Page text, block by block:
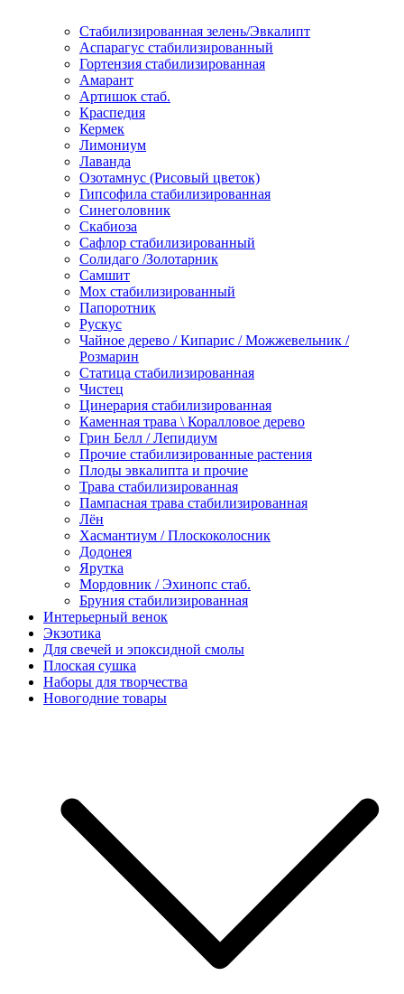
Стабилизированная зелень/Эвкалипт
Аспарагус стабилизированный
Гортензия стабилизированная
Амарант
Артишок стаб.
Краспедия
Кермек
Лимониум
Лаванда
Озотамнус (Рисовый цветок)
Гипсофила стабилизированная
Синеголовник
Скабиоза
Сафлор стабилизированный
Солидаго /Золотарник
Самшит
Мох стабилизированный
Папоротник
Рускус
Чайное дерево / Кипарис / Можжевельник /
Розмарин
Статица стабилизированная
Чистец
Цинерария стабилизированная
Каменная трава \ Коралловое дерево
Грин Белл / Лепидиум
Прочие стабилизированные растения
Плоды эвкалипта и прочие
Трава стабилизированная
Пампасная трава стабилизированная
Лён
Хасмантиум / Плоскоколосник
Додонея
Ярутка
Мордовник / Эхинопс стаб.
Бруния стабилизированная
Интерьерный венок
Экзотика
Для свечей и эпоксидной смолы
Плоская сушка
Наборы для творчества
Новогодние товары